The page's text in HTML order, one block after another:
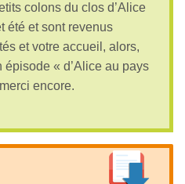
colons du clos d’Alice
été et sont revenus
et votre accueil, alors,
« d’Alice au pays
encore.